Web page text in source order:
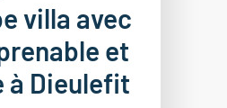
villa avec
et
à Dieulefit